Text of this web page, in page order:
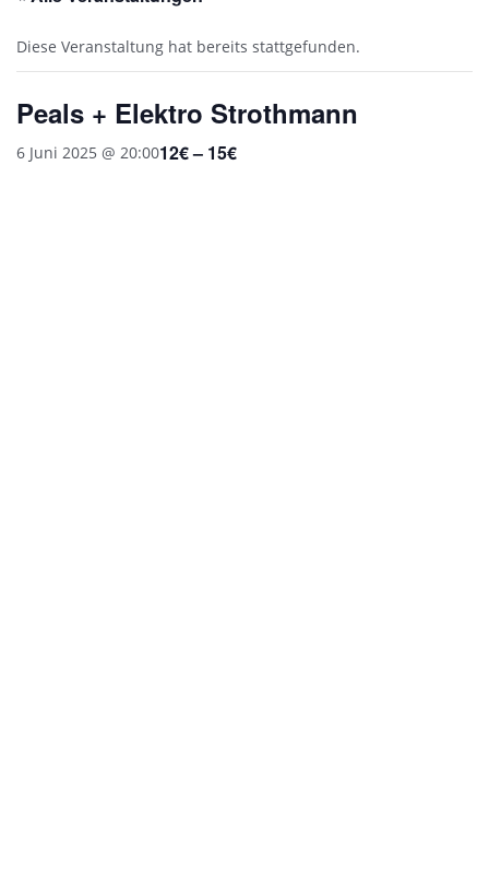
Diese Veranstaltung hat bereits stattgefunden.
Peals + Elektro Strothmann
6 Juni 2025 @ 20:0012€ – 15€